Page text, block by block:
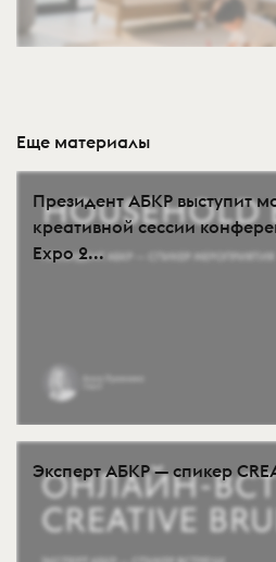
Еще материалы
Президент АБКР выступит
креативной сессии
Expo 2...
Эксперт АБКР — спикер